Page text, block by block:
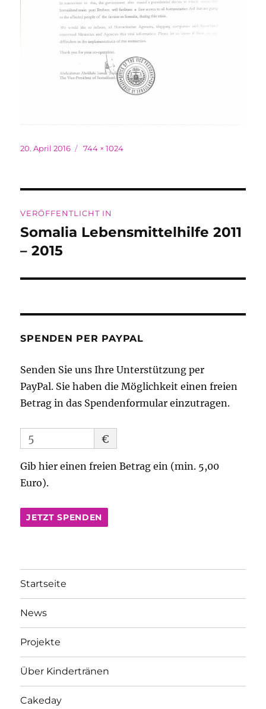
Veröffentlicht
20. April 2016 Originalgröße
744 × 1024
VERÖFFENTLICHT IN
Somalia Lebensmittelhilfe 2011
– 2015
SPENDEN PER PAYPAL
Senden Sie uns Ihre Unterstützung per
PayPal. Sie haben die Möglichkeit einen freien
Betrag in das Spendenformular einzutragen.
€
Gib hier einen freien Betrag ein (min. 5,00
Euro).
JETZT SPENDEN
Startseite
News
Projekte
Über Kindertränen
Cakeday